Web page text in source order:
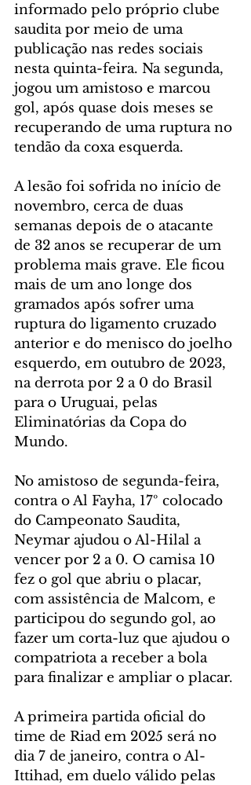
informado pelo próprio clube
saudita por meio de uma
publicação nas redes sociais
nesta quinta-feira. Na segunda,
jogou um amistoso e marcou
gol, após quase dois meses se
recuperando de uma ruptura no
tendão da coxa esquerda.
A lesão foi sofrida no início de
novembro, cerca de duas
semanas depois de o atacante
de 32 anos se recuperar de um
problema mais grave. Ele ficou
mais de um ano longe dos
gramados após sofrer uma
ruptura do ligamento cruzado
anterior e do menisco do joelho
esquerdo, em outubro de 2023,
na derrota por 2 a 0 do Brasil
para o Uruguai, pelas
Eliminatórias da Copa do
Mundo.
No amistoso de segunda-feira,
contra o Al Fayha, 17º colocado
do Campeonato Saudita,
Neymar ajudou o Al-Hilal a
vencer por 2 a 0. O camisa 10
fez o gol que abriu o placar,
com assistência de Malcom, e
participou do segundo gol, ao
fazer um corta-luz que ajudou o
compatriota a receber a bola
para finalizar e ampliar o placar.
A primeira partida oficial do
time de Riad em 2025 será no
dia 7 de janeiro, contra o Al-
Ittihad, em duelo válido pelas